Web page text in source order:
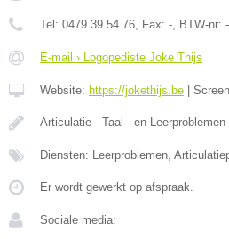
Tel: 0479 39 54 76 , Fax: - , BTW-nr: -
E-mail › Logopediste Joke Thijs
Website: https://jokethijs.be |
Articulatie - Taal - en
Diensten: Leerproblemen,
Er wordt gewerkt op afspraak.
Sociale media: